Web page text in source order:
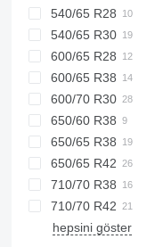
540/65 R28
540/65 R30
600/65 R28
600/65 R38
600/70 R30
650/60 R38
650/65 R38
650/65 R42
710/70 R38
710/70 R42
hepsini göster